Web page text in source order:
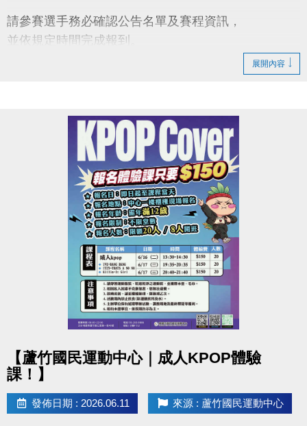
請參賽選手務必確認公告名單及賽程資訊，
並依規定時間完成報到。
及保證金繳款憑單至報到處報到。
2.各參賽人員，應於該隊第一場比賽前30分鐘完成報
◆【#檢錄需知】
1.檢錄時需攜帶二位選手證件（身分證 or 健保卡）
至檢錄處報到且需扣證件直至賽後歸還。
2.各場次選手，須於請賽組廣播後10分鐘內攜帶證件
至檢錄處完成檢
錄，若未於時間內完成檢錄者，視同棄權，各隊員
3.大會得視賽程進度調整檢錄及比賽時間，並以現場
競賽組廣播為主。
◆連絡資訊
-洽詢專線：03-2639066 #115
展開內容
【蘆竹國民運動中心｜成人KPOP體驗
課！】
發佈日期 : 2026.06.11 來源 : 蘆竹國民運動中心